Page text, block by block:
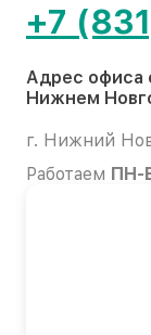
+7
Адрес офиса
Нижнем
г. Нижний
Работаем ПН-